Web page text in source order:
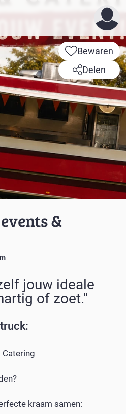
Bewaren
Delen
&
jouw ideale
of zoet."
:
Catering
kraam samen: